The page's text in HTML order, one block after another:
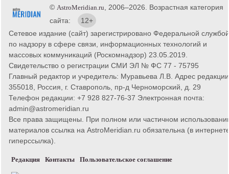
© AstroMeridian.ru , 2006–2026. Возрастная категория
сайта:
12+
Сетевое издание (сайт) зарегистрировано Федеральной службой
по надзору в сфере связи, информационных технологий и
массовых коммуникаций (Роскомнадзор) 23.05.2019.
Свидетельство о регистрации СМИ ЭЛ № ФС 77 - 75795
Главный редактор и учредитель: Муравьева Л.В. Адрес
355018, Россия, г. Ставрополь, пр-д Черноморский, д. 29
Телефон редакции: +7 928 827-76-37 Электронная почта:
admin@astromeridian.ru
Все права защищены. При полном или частичном
материалов ссылка на AstroMeridian.ru обязательна (в
гиперссылка).
Редакция Контакты Пользовательское соглашение